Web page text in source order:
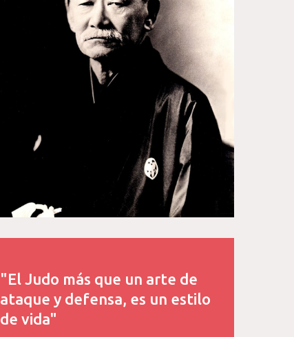
"El Judo más que un arte de
ataque y defensa, es un estilo
de vida"